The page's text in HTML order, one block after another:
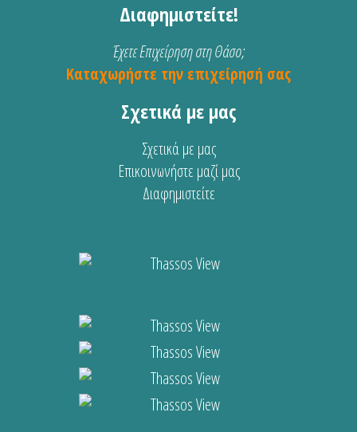
Διαφημιστείτε!
Έχετε Επιχείρηση στη Θάσο;
Καταχωρήστε την επιχείρησή σας
Σχετικά με μας
Σχετικά με μας
Επικοινωνήστε μαζί μας
Διαφημιστείτε